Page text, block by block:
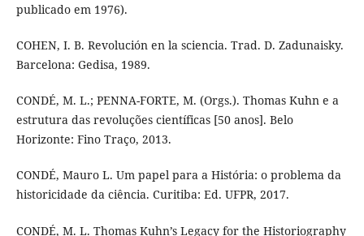
publicado em 1976).
COHEN, I. B. Revolución en la sciencia. Trad. D. Zadunaisky.
Barcelona: Gedisa, 1989.
CONDÉ, M. L.; PENNA-FORTE, M. (Orgs.). Thomas Kuhn e a
estrutura das revoluções científicas [50 anos]. Belo
Horizonte: Fino Traço, 2013.
CONDÉ, Mauro L. Um papel para a História: o problema da
historicidade da ciência. Curitiba: Ed. UFPR, 2017.
CONDÉ, M. L. Thomas Kuhn’s Legacy for the Historiography